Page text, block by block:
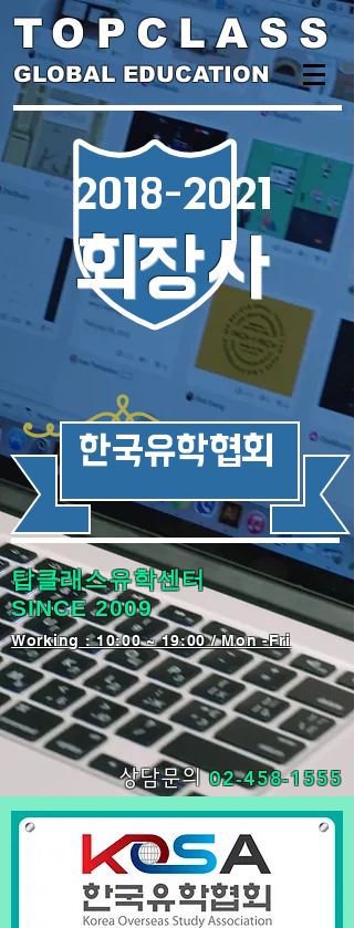
TOPCLASS
GLOBAL EDUCATION
2018-2021
회장사
​한국유학협회
탑클래스유학센터
SINCE 2009
​Working : 10:00 ~ 19:00 / Mon -Fri
상담문의 02-458-1555